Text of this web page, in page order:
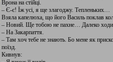
Врона на стійці.
– Є-є! Їж усі, я ще злагоджу. Тепленьких…
Взяла капелюха, що його Василь поклав
– Новий. Ще тобою не пахне… Далеко
– На Закарпаття.
– Там хоч тебе не знають. Бо мене як
поїзд.
Кивнув: